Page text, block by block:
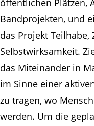
öffentlichen Plätzen,
Bandprojekten, und
das Projekt
Selbstwirksamkeit.
das Miteinander in
im Sinne einer
zu tragen, wo
werden. Um die